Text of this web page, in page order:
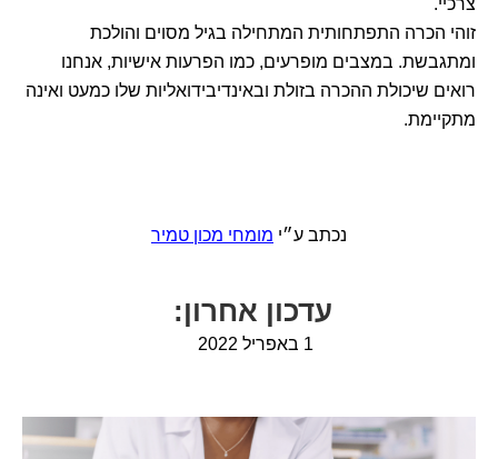
צרכיי.
זוהי הכרה התפתחותית המתחילה בגיל מסוים והולכת
ומתגבשת. במצבים מופרעים, כמו הפרעות אישיות, אנחנו
רואים שיכולת ההכרה בזולת ובאינדיבידואליות שלו כמעט ואינה
מתקיימת.
נכתב ע״י מומחי מכון טמיר
עדכון אחרון:
1 באפריל 2022